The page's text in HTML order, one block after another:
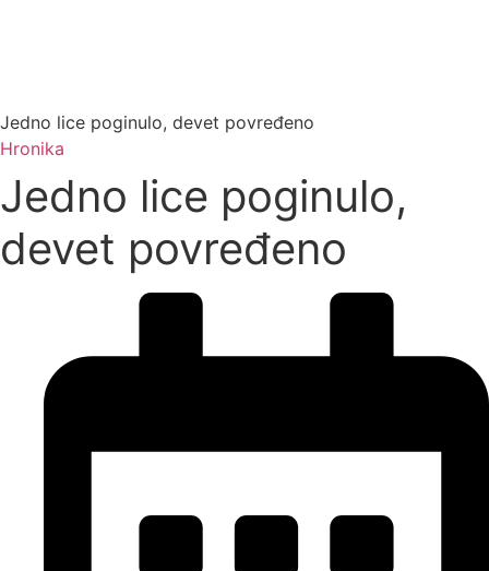
Jedno lice poginulo, devet povređeno
Hronika
Jedno lice poginulo,
devet povređeno